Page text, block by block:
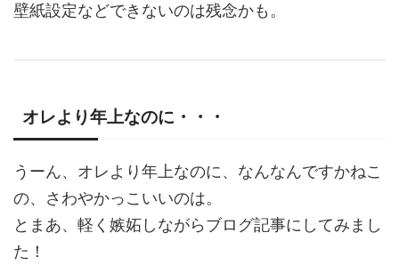
壁紙設定などできないのは残念かも。
オレより年上なのに・・・
うーん、オレより年上なのに、なんなんですかねこ
の、さわやかっこいいのは。
とまあ、軽く嫉妬しながらブログ記事にしてみまし
た！